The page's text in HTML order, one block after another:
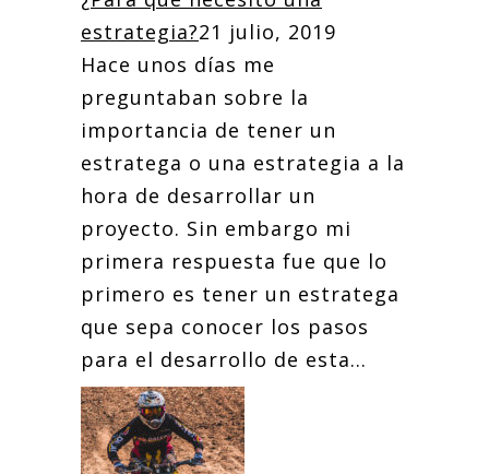
estrategia?21 julio, 2019
Hace unos días me
preguntaban sobre la
importancia de tener un
estratega o una estrategia a la
hora de desarrollar un
proyecto. Sin embargo mi
primera respuesta fue que lo
primero es tener un estratega
que sepa conocer los pasos
para el desarrollo de esta...